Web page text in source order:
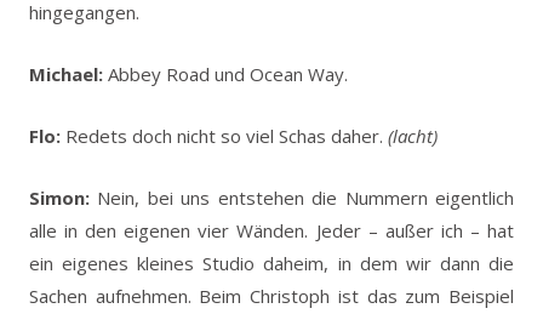
hingegangen.
Michael: Abbey Road und Ocean Way.
Flo: Redets doch nicht so viel Schas daher. (lacht)
Simon: Nein, bei uns entstehen die Nummern eigentlich
alle in den eigenen vier Wänden. Jeder – außer ich – hat
ein eigenes kleines Studio daheim, in dem wir dann die
Sachen aufnehmen. Beim Christoph ist das zum Beispiel